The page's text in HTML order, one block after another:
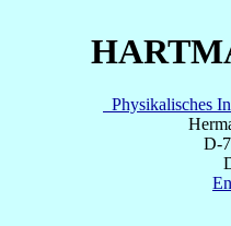
Physikalisches
D-